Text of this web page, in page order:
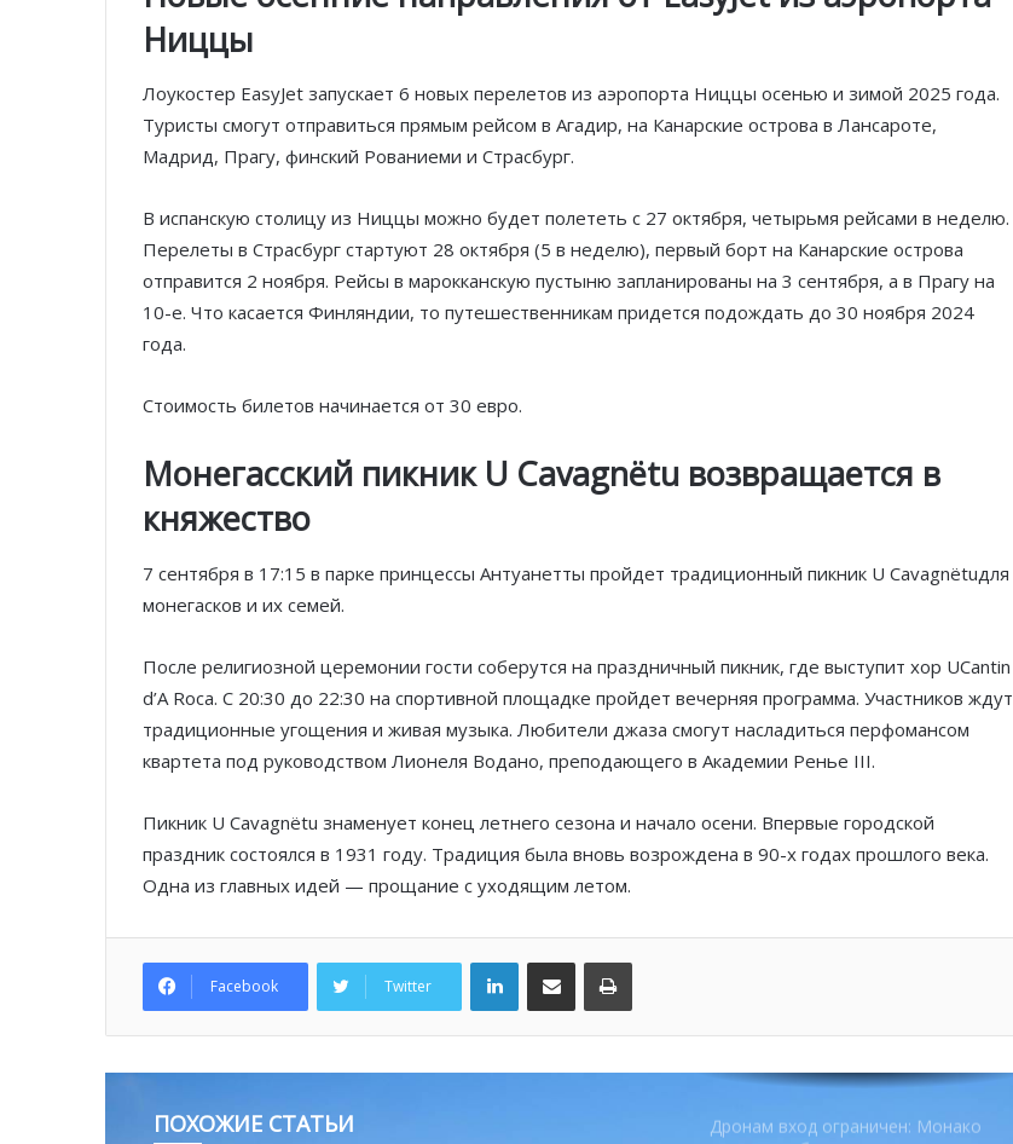
Ниццы
Лоукостер EasyJet запускает 6 новых перелетов из аэропорта Ниццы осенью и зимой 2025 года.
Туристы смогут отправиться прямым рейсом в Агадир, на Канарские острова в Лансароте,
Мадрид, Прагу, финский Рованиеми и Страсбург.
В испанскую столицу из Ниццы можно будет полететь с 27 октября, четырьмя рейсами в неделю.
Перелеты в Страсбург стартуют 28 октября (5 в неделю), первый борт на Канарские острова
отправится 2 ноября. Рейсы в марокканскую пустыню запланированы на 3 сентября, а в Прагу на
10-е. Что касается Финляндии, то путешественникам придется подождать до 30 ноября 2024
года.
Стоимость билетов начинается от 30 евро.
Монегасский пикник U Cavagnëtu возвращается в
княжество
7 сентября в 17:15 в парке принцессы Антуанетты пройдет традиционный пикник U Cavagnëtuдля
монегасков и их семей.
После религиозной церемонии гости соберутся на праздничный пикник, где выступит хор UCantin
d’A Roca. С 20:30 до 22:30 на спортивной площадке пройдет вечерняя программа. Участников ждут
традиционные угощения и живая музыка. Любители джаза смогут насладиться перфомансом
квартета под руководством Лионеля Водано, преподающего в Академии Ренье III.
Пикник U Cavagnëtu знаменует конец летнего сезона и начало осени. Впервые городской
праздник состоялся в 1931 году. Традиция была вновь возрождена в 90-х годах прошлого века.
Одна из главных идей — прощание с уходящим летом.
Facebook Twitter
LinkedInПоделиться по электронной почте Распечатать
ПОХОЖИЕ СТАТЬИ
Князь Альбер II и Принцесса
Шарлен посетили 77-й Бал
Шарль Леклер вновь в борьбе:
SBM и Be Safe Monaco продлили
партнёрство ради безопасных
летних ночей
с драгоценностями на сумму свыше
усиливает безопасность крупных
Монако готовит генеральный план